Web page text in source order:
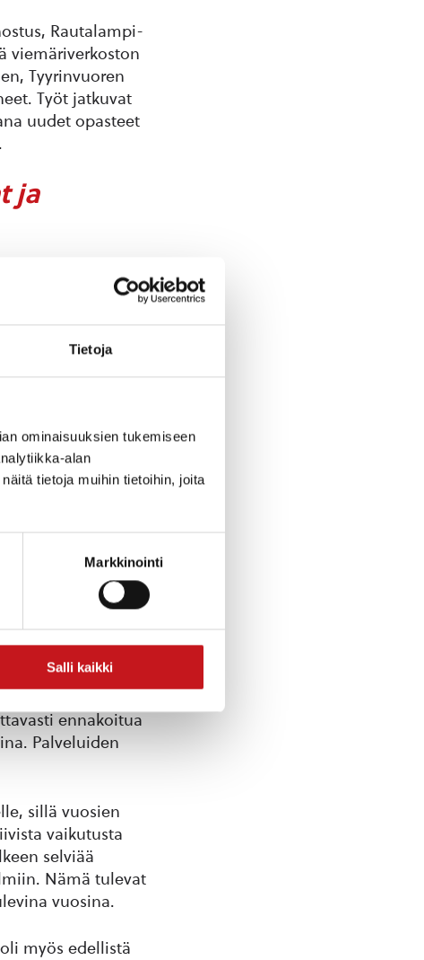
Tietoja
ominaisuuksien tukemiseen
alan
tietoja muihin tietoihin, joita
Markkinointi
Salli kaikki
Rautalampi-
viemäriverkoston
Tyyrinvuoren
Työt jatkuvat
uudet opasteet
ja
Toimintakate
Vuonna 2022
oli arvioitu.
vuoteen
kunnallisalan
ostojen
parempaa
ennakoitua
Palveluiden
sillä vuosien
vaikutusta
selviää
Nämä tulevat
vuosina.
myös edellistä